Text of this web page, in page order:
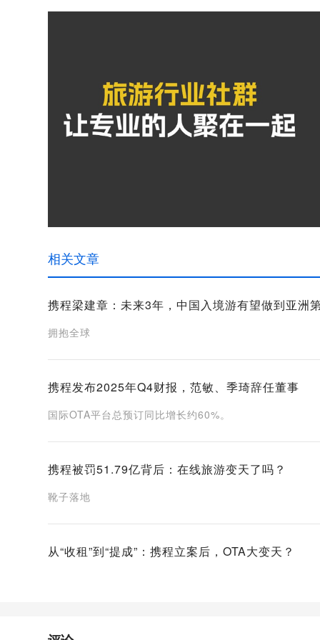
相关文章
携程梁建章：未来3年，中国入境游有望做到亚洲
拥抱全球
携程发布2025年Q4财报，范敏、季琦辞任董事
国际OTA平台总预订同比增长约60%。
携程被罚51.79亿背后：在线旅游变天了吗？
靴子落地
从“收租”到“提成”：携程立案后，OTA大变天？